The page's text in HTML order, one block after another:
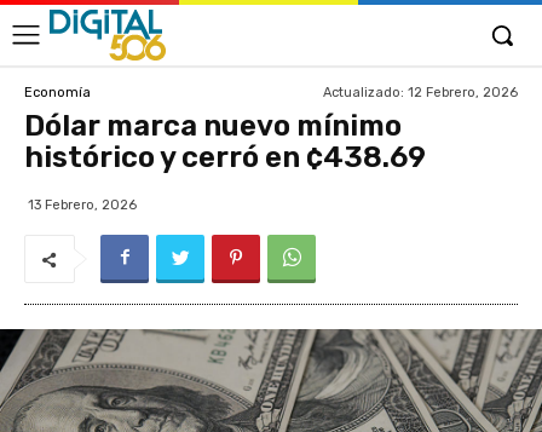
Economía Actualizado: 12 Febrero, 2026
Dólar marca nuevo mínimo
histórico y cerró en ¢438.69
13 Febrero, 2026